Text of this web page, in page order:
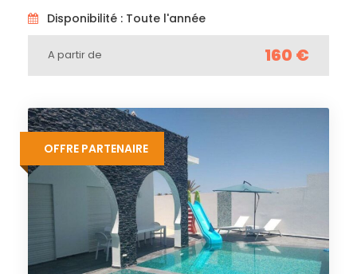
Disponibilité : Toute l'année
A partir de 160 €
OFFRE PARTENAIRE